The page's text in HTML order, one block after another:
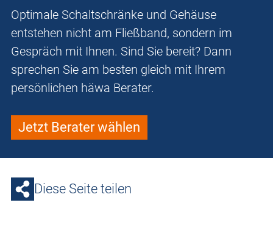
Optimale Schaltschränke und Gehäuse
entstehen nicht am Fließband, sondern im
Gespräch mit Ihnen. Sind Sie bereit? Dann
sprechen Sie am besten gleich mit Ihrem
persönlichen häwa Berater.
Jetzt Berater wählen
Diese Seite teilen